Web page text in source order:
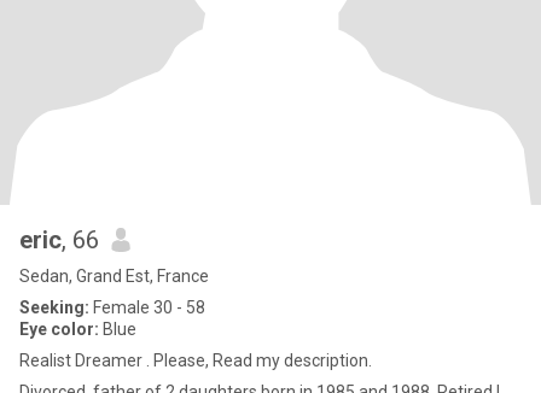
eric, 66
Sedan, Grand Est, France
Seeking: Female 30 - 58
Eye color: Blue
Realist Dreamer . Please, Read my description.